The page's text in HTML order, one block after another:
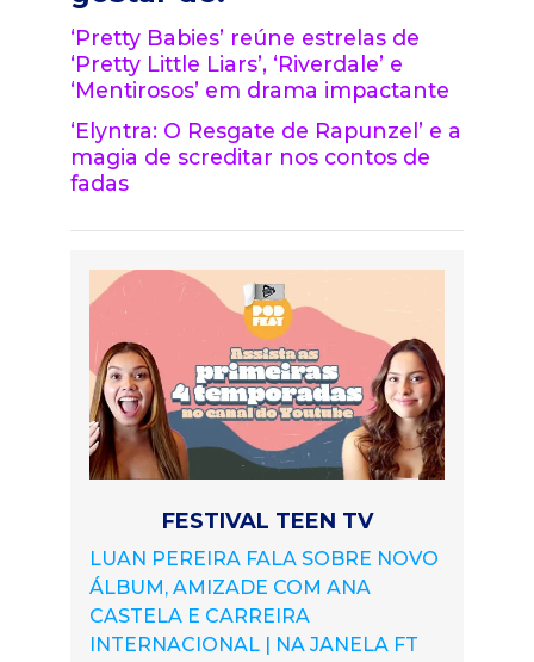
‘Pretty Babies’ reúne estrelas de
‘Pretty Little Liars’, ‘Riverdale’ e
‘Mentirosos’ em drama impactante
‘Elyntra: O Resgate de Rapunzel’ e a
magia de screditar nos contos de
fadas
FESTIVAL TEEN TV
LUAN PEREIRA FALA SOBRE NOVO
ÁLBUM, AMIZADE COM ANA
CASTELA E CARREIRA
INTERNACIONAL | NA JANELA FT